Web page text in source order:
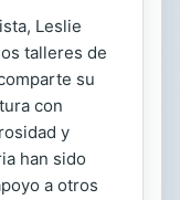
Leslie
talleres de
su
con
y
han sido
a otros